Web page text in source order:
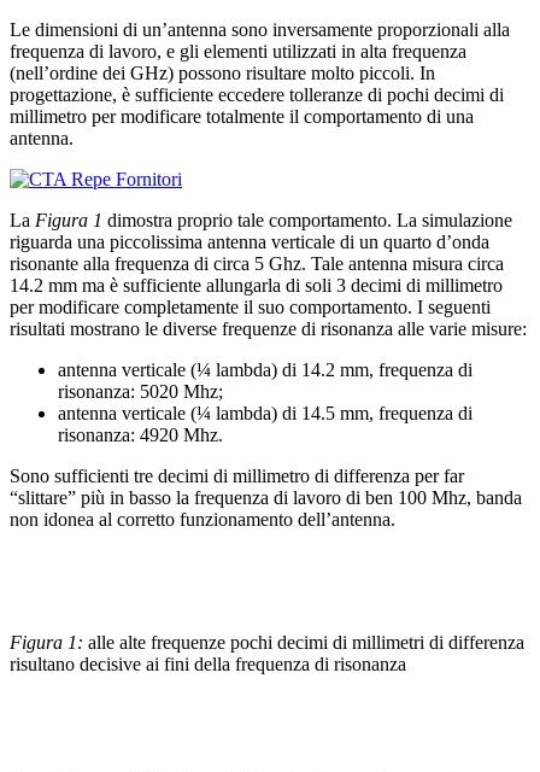
Le dimensioni di un’antenna sono inversamente proporzionali alla
frequenza di lavoro, e gli elementi utilizzati in alta frequenza
(nell’ordine dei GHz) possono risultare molto piccoli. In
progettazione, è sufficiente eccedere tolleranze di pochi decimi di
millimetro per modificare totalmente il comportamento di una
antenna.
La Figura 1 dimostra proprio tale comportamento. La simulazione
riguarda una piccolissima antenna verticale di un quarto d’onda
risonante alla frequenza di circa 5 Ghz. Tale antenna misura circa
14.2 mm ma è sufficiente allungarla di soli 3 decimi di millimetro
per modificare completamente il suo comportamento. I seguenti
risultati mostrano le diverse frequenze di risonanza alle varie misure:
antenna verticale (¼ lambda) di 14.2 mm, frequenza di
risonanza: 5020 Mhz;
antenna verticale (¼ lambda) di 14.5 mm, frequenza di
risonanza: 4920 Mhz.
Sono sufficienti tre decimi di millimetro di differenza per far
“slittare” più in basso la frequenza di lavoro di ben 100 Mhz, banda
non idonea al corretto funzionamento dell’antenna.
Figura 1: alle alte frequenze pochi decimi di millimetri di differenza
risultano decisive ai fini della frequenza di risonanza